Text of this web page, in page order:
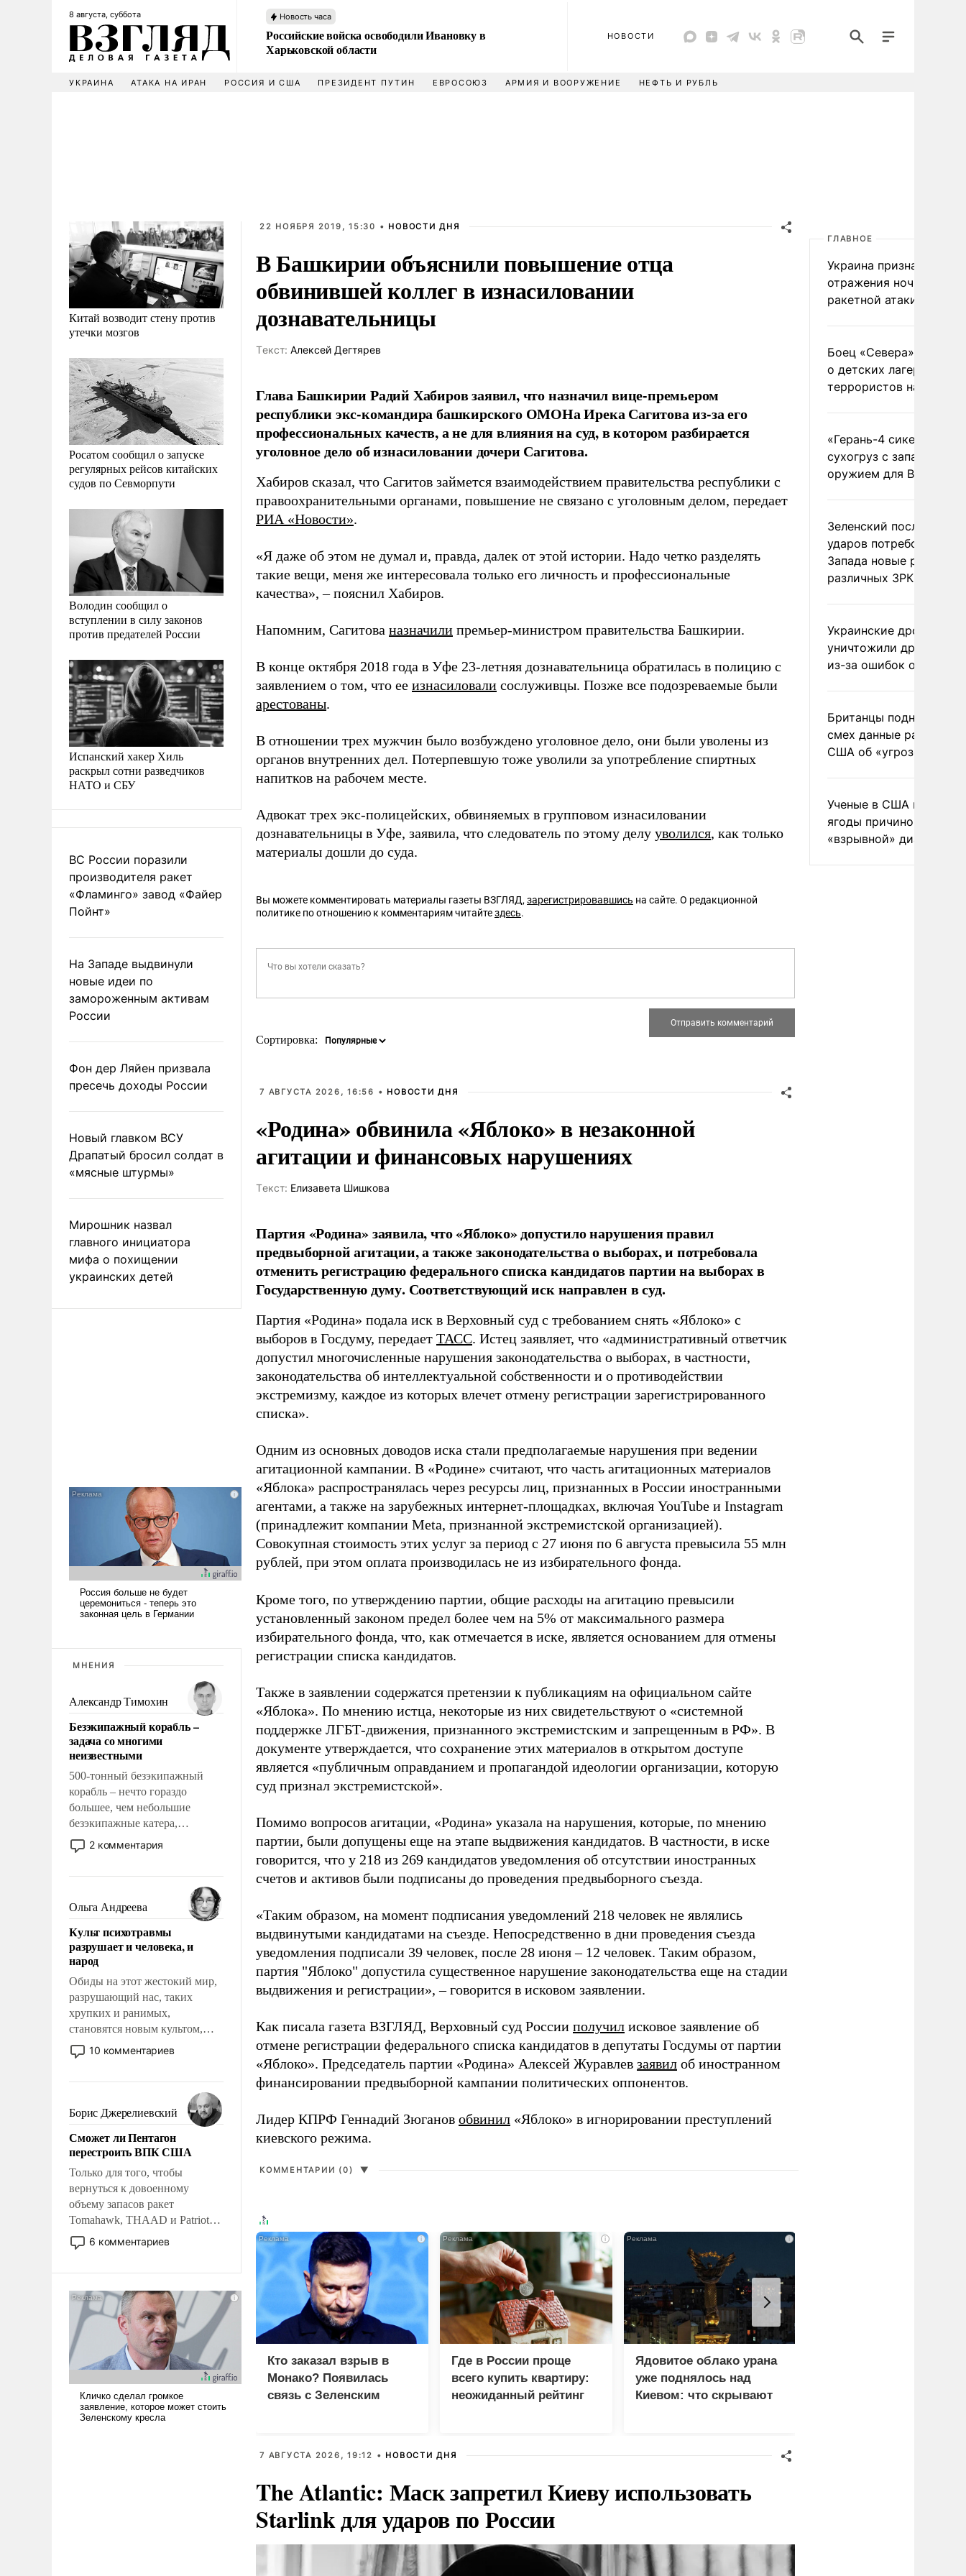
8 августа, суббота Новость часа
Российские войска освободили Ивановку в
Харьковской области
НОВОСТИ
УКРАИНА АТАКА НА ИРАН РОССИЯ И США ПРЕЗИДЕНТ ПУТИН ЕВРОСОЮЗ АРМИЯ И ВООРУЖЕНИЕ НЕФТЬ И РУБЛЬ
Китай возводит стену против
утечки мозгов
Росатом сообщил о запуске
регулярных рейсов китайских
судов по Севморпути
Володин сообщил о
вступлении в силу законов
против предателей России
Испанский хакер Хиль
раскрыл сотни разведчиков
НАТО и СБУ
ВС России поразили
производителя ракет
«Фламинго» завод «Файер
Пойнт»
На Западе выдвинули
новые идеи по
замороженным активам
России
Фон дер Ляйен призвала
пресечь доходы России
Новый главком ВСУ
Драпатый бросил солдат в
«мясные штурмы»
Мирошник назвал
главного инициатора
мифа о похищении
украинских детей
МНЕНИЯ
Александр Тимохин
Безэкипажный корабль –
задача со многими
неизвестными
500-тонный безэкипажный
корабль – нечто гораздо
большее, чем небольшие
безэкипажные катера,
применение которых уже
стало обыденностью. Задача по
сложна и амбициозна. Однако
и ее реализация радикально
поднимет наши боевые
возможности.
2 комментария
Ольга Андреева
Культ психотравмы
разрушает и человека, и
народ
Обиды на этот жестокий мир,
разрушающий нас, таких
хрупких и ранимых,
становятся новым культом,
постепенно вытесняя и
отменяя традиционное
мужественным и твердым под
ударами судьбы, брать на себя
ответственность, помогать
слабым, идти вперед и
адаптироваться.
10 комментариев
Борис Джерелиевский
Сможет ли Пентагон
перестроить ВПК США
Только для того, чтобы
вернуться к довоенному
объему запасов ракет
Tomahawk, THAAD и Patriot
США потребуется более трех
лет. Даже небольшая война с
Сложившаяся ситуация
означает многолетний период
уязвимости США, например,
перед Китаем.
6 комментариев
22 НОЯБРЯ 2019, 15:30 • НОВОСТИ ДНЯ
В Башкирии объяснили повышение отца
обвинившей коллег в изнасиловании
дознавательницы
Tекст: Алексей Дегтярев
Глава Башкирии Радий Хабиров заявил, что назначил вице-премьером
республики экс-командира башкирского ОМОНа Ирека Сагитова из-за его
профессиональных качеств, а не для влияния на суд, в котором разбирается
уголовное дело об изнасиловании дочери Сагитова.
Хабиров сказал, что Сагитов займется взаимодействием правительства республики с
правоохранительными органами, повышение не связано с уголовным делом, передает
РИА «Новости».
«Я даже об этом не думал и, правда, далек от этой истории. Надо четко разделять
такие вещи, меня же интересовала только его личность и профессиональные
качества», – пояснил Хабиров.
Напомним, Сагитова назначили премьер-министром правительства Башкирии.
В конце октября 2018 года в Уфе 23-летняя дознавательница обратилась в полицию с
заявлением о том, что ее изнасиловали сослуживцы. Позже все подозреваемые были
арестованы.
В отношении трех мужчин было возбуждено уголовное дело, они были уволены из
органов внутренних дел. Потерпевшую тоже уволили за употребление спиртных
напитков на рабочем месте.
Адвокат трех экс-полицейских, обвиняемых в групповом изнасиловании
дознавательницы в Уфе, заявила, что следователь по этому делу уволился, как только
материалы дошли до суда.
Вы можете комментировать материалы газеты ВЗГЛЯД, зарегистрировавшись на сайте. О редакционной
политике по отношению к комментариям читайтездесь.
Сортировка:
7 АВГУСТА 2026, 16:56 • НОВОСТИ ДНЯ
«Родина» обвинила «Яблоко» в незаконной
агитации и финансовых нарушениях
Tекст: Елизавета Шишкова
Партия «Родина» заявила, что «Яблоко» допустило нарушения правил
предвыборной агитации, а также законодательства о выборах, и потребовала
отменить регистрацию федерального списка кандидатов партии на выборах в
Государственную думу. Соответствующий иск направлен в суд.
Партия «Родина» подала иск в Верховный суд с требованием снять «Яблоко» с
выборов в Госдуму, передает ТАСС. Истец заявляет, что «административный ответчик
допустил многочисленные нарушения законодательства о выборах, в частности,
законодательства об интеллектуальной собственности и о противодействии
экстремизму, каждое из которых влечет отмену регистрации зарегистрированного
списка».
Одним из основных доводов иска стали предполагаемые нарушения при ведении
агитационной кампании. В «Родине» считают, что часть агитационных материалов
«Яблока» распространялась через ресурсы лиц, признанных в России иностранными
агентами, а также на зарубежных интернет-площадках, включая YouTube и Instagram
(принадлежит компании Meta, признанной экстремистской организацией).
Совокупная стоимость этих услуг за период с 27 июня по 6 августа превысила 55 млн
рублей, при этом оплата производилась не из избирательного фонда.
Кроме того, по утверждению партии, общие расходы на агитацию превысили
установленный законом предел более чем на 5% от максимального размера
избирательного фонда, что, как отмечается в иске, является основанием для отмены
регистрации списка кандидатов.
Также в заявлении содержатся претензии к публикациям на официальном сайте
«Яблока». По мнению истца, некоторые из них свидетельствуют о «системной
поддержке ЛГБТ-движения, признанного экстремистским и запрещенным в РФ». В
документе утверждается, что сохранение этих материалов в открытом доступе
является «публичным оправданием и пропагандой идеологии организации, которую
суд признал экстремистской».
Помимо вопросов агитации, «Родина» указала на нарушения, которые, по мнению
партии, были допущены еще на этапе выдвижения кандидатов. В частности, в иске
говорится, что у 218 из 269 кандидатов уведомления об отсутствии иностранных
счетов и активов были подписаны до проведения предвыборного съезда.
«Таким образом, на момент подписания уведомлений 218 человек не являлись
выдвинутыми кандидатами на съезде. Непосредственно в дни проведения съезда
уведомления подписали 39 человек, после 28 июня – 12 человек. Таким образом,
партия "Яблоко" допустила существенное нарушение законодательства еще на стадии
выдвижения и регистрации», – говорится в исковом заявлении.
Как писала газета ВЗГЛЯД, Верховный суд России получил исковое заявление об
отмене регистрации федерального списка кандидатов в депутаты Госдумы от партии
«Яблоко». Председатель партии «Родина» Алексей Журавлев заявил об иностранном
финансировании предвыборной кампании политических оппонентов.
Лидер КПРФ Геннадий Зюганов обвинил «Яблоко» в игнорировании преступлений
киевского режима.
КОММЕНТАРИИ (0) ▼
i
Кто заказал взрыв в
Монако? Появилась
связь с Зеленским
i
Где в России проще
всего купить квартиру:
неожиданный рейтинг
i
Ядовитое облако урана
уже поднялось над
Киевом: что скрывают
7 АВГУСТА 2026, 19:12 • НОВОСТИ ДНЯ
The Atlantic: Маск запретил Киеву использовать
Starlink для ударов по России
ГЛАВНОЕ
Украина признала
отражения ночной
ракетной атаки
Боец «Севера»
о детских лагерях
террористов на
«Герань-4 сикер»
сухогруз с западным
оружием для ВСУ
Зеленский после
ударов потребовал у
Запада новые ракеты
различных ЗРК
Украинские дроны
уничтожили друг друга
из-за ошибок
Британцы подняли на
смех данные разведки
США об «угрозе
Ученые в США назвали
ягоды причиной
«взрывной» диареи